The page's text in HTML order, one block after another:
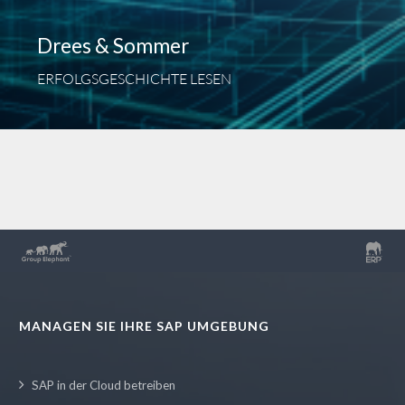
Drees & Sommer
ERFOLGSGESCHICHTE LESEN
MANAGEN SIE IHRE SAP UMGEBUNG
SAP in der Cloud betreiben